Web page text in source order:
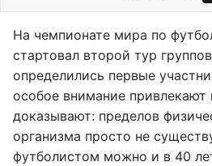
На чемпионате мира по
стартовал второй тур
определились первые
особое внимание привлекают
доказывают: пределов
организма просто не
футболистом можно и в 40